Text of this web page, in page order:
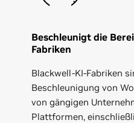
Beschleunigt die
Fabriken
Blackwell-KI-Fabriken
Beschleunigung von
von gängigen
Plattformen,